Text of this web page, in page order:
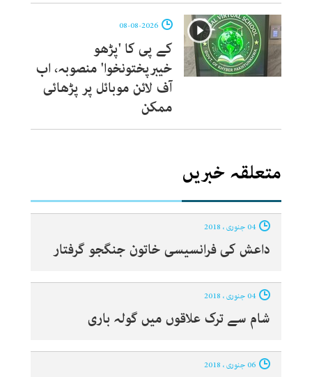
کے پی کا 'پڑھو
خیبرپختونخوا' منصوبہ، اب
آف لائن موبائل پر پڑھائی
ممکن
متعلقہ خبریں
داعش کی فرانسیسی خاتون جنگجو گرفتار
شام سے ترک علاقوں میں گولہ باری